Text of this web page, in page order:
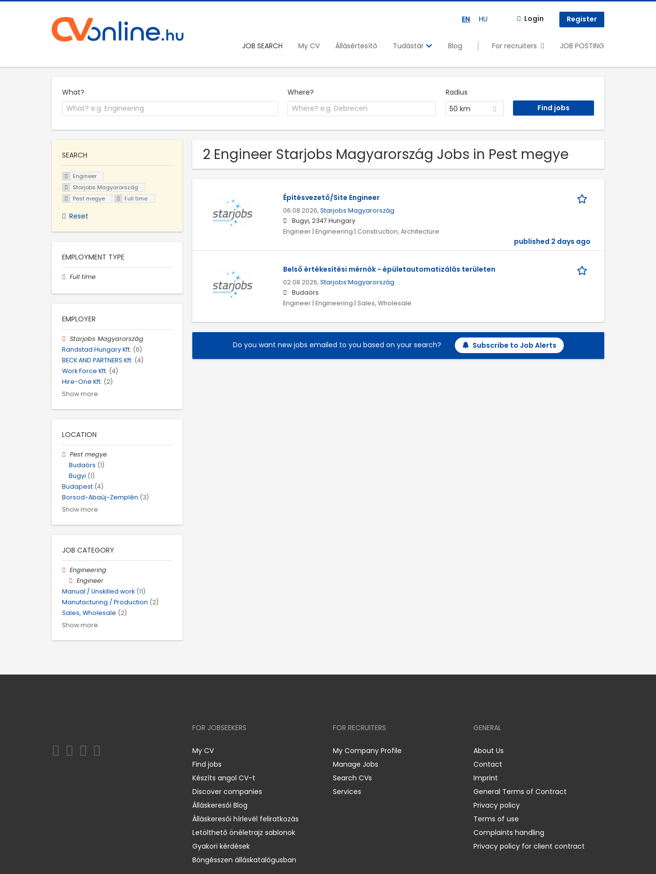
EN HU Login Register
JOB SEARCH My CV Állásértesítő Tudástár Blog For recruiters JOB POSTING
What? Where?
Radius
50 km
2 Engineer Starjobs Magyarország Jobs in Pest megye
Építésvezető/Site Engineer
06.08.2026, Starjobs Magyarország
Bugyi, 2347 Hungary
Engineer | Engineering | Construction, Architecture
published 2 days ago
Belső értékesítési mérnök - épületautomatizálás területen
02.08.2026, Starjobs Magyarország
Budaörs
Engineer | Engineering | Sales, Wholesale
Do you want new jobs emailed to you based on your search? Subscribe to Job Alerts
SEARCH
Engineer
Starjobs Magyarország
Pest megye
Full time
Reset
EMPLOYMENT TYPE
Full time
EMPLOYER
Starjobs Magyarország
Randstad Hungary Kft. (6)
BECK AND PARTNERS Kft. (4)
Work Force Kft. (4)
Hire-One Kft. (2)
Show more
LOCATION
Pest megye
Budaörs (1)
Bugyi (1)
Budapest (4)
Borsod-Abaúj-Zemplén (3)
Show more
JOB CATEGORY
Engineering
Engineer
Manual / Unskilled work (11)
Manufacturing / Production (2)
Sales, Wholesale (2)
Show more
FOR JOBSEEKERS
My CV
Find jobs
Készíts angol CV-t
Discover companies
Álláskeresői Blog
Álláskeresői hírlevél feliratkozás
Letölthető önéletrajz sablonok
Gyakori kérdések
Böngésszen álláskatalógusban
FOR RECRUITERS
My Company Profile
Manage Jobs
Search CVs
Services
GENERAL
About Us
Contact
Imprint
General Terms of Contract
Privacy policy
Terms of use
Complaints handling
Privacy policy for client contract